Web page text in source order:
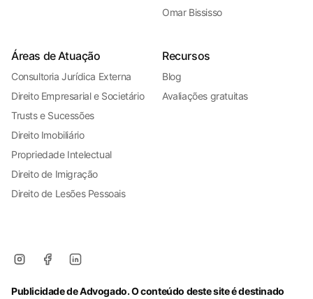
Omar Bississo
Áreas de Atuação
Consultoria Jurídica Externa
Direito Empresarial e Societário
Trusts e Sucessões
Direito Imobiliário
Propriedade Intelectual
Direito de Imigração
Direito de Lesões Pessoais
Recursos
Blog
Avaliações gratuitas
Publicidade de Advogado. O conteúdo deste site é destinado